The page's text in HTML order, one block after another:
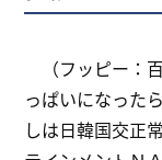
（フッピー：
っぱいになった
しは日韓国交正